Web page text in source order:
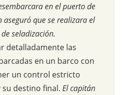
en el puerto de
aseguró que se realizara el
seladización.
detalladamente las
en un barco con
un control estricto
destino final. El capitán